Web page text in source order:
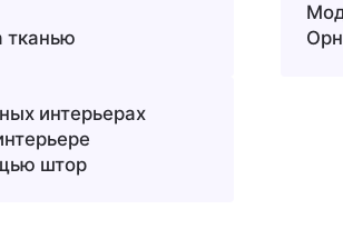
тканью
интерьерах
штор